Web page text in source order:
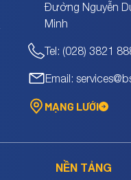
Đường Nguyễn
Minh
Tel: (028) 3821
Email:
MẠNG LƯỚI
NỀN TẢNG